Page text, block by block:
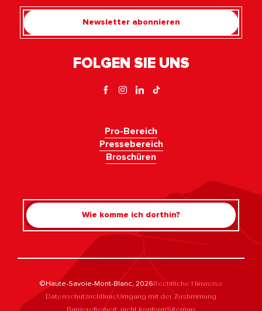
Newsletter abonnieren
FOLGEN SIE UNS
Pro-Bereich
Pressebereich
Broschüren
Wie komme ich dorthin?
©Haute-Savoie-Mont-Blanc, 2026Rechtliche Hinweise
DatenschutzrichtlinieUmgang mit der Zustimmung
Barrierefreiheit: nicht konformSitemap